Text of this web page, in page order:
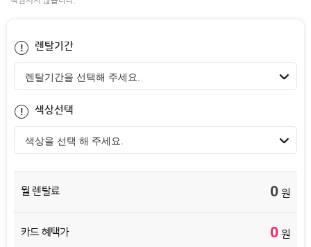
렌탈기간
색상선택
월 렌탈료 0 원
카드 혜택가 0 원